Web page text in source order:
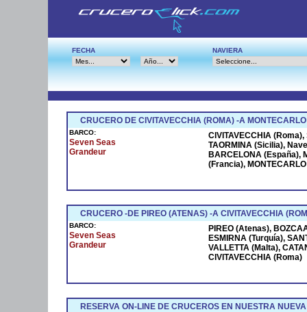
FECHA NAVIERA
CRUCERO DE CIVITAVECCHIA (ROMA) -A
BARCO:
Seven Seas
Grandeur
CIVITAVECCHIA
TAORMINA (Sicilia),
BARCELONA (España),
(Francia),
CRUCERO -DE PIREO (ATENAS) -A CIVITAVECCHIA
BARCO:
Seven Seas
Grandeur
PIREO (Atenas),
ESMIRNA (Turquía),
VALLETTA (Malta),
CIVITAVECCHIA (Roma)
RESERVA ON-LINE DE CRUCEROS EN NUESTRA